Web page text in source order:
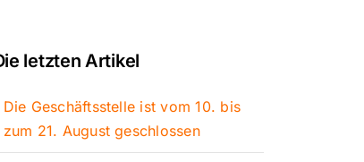
letzten Artikel
Die Geschäftsstelle ist vom 10. bis
zum 21. August geschlossen